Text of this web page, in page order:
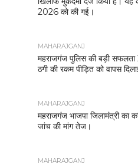
2026 को की गई।
MAHARAJGANJ
महराजगंज पुलिस की बड़ी
ठगी की रकम पीड़ित को वापस
MAHARAJGANJ
महराजगंज भाजपा जिलामंत्री का
जांच की मांग तेज।
MAHARAJGANJ